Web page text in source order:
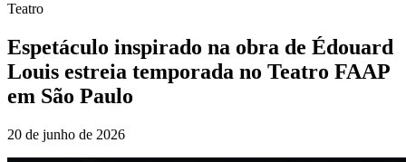
Teatro
Espetáculo inspirado na obra de Édouard
Louis estreia temporada no Teatro FAAP
em São Paulo
20 de junho de 2026